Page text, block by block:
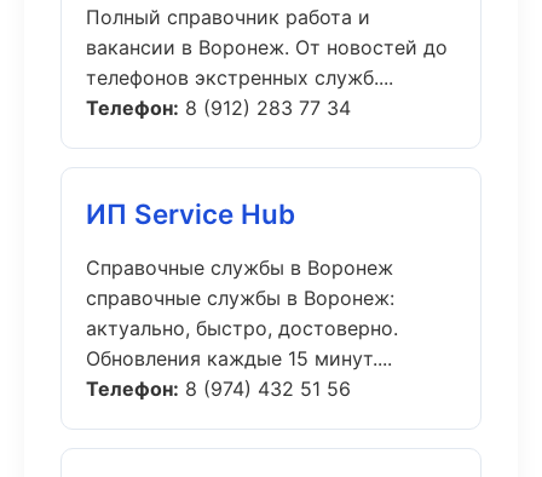
Полный справочник работа и
вакансии в Воронеж. От новостей до
телефонов экстренных служб....
Телефон: 8 (912) 283 77 34
ИП Service Hub
Справочные службы в Воронеж
справочные службы в Воронеж:
актуально, быстро, достоверно.
Обновления каждые 15 минут....
Телефон: 8 (974) 432 51 56